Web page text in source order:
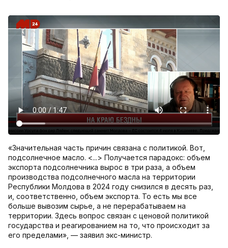
«Значительная часть причин связана с политикой. Вот,
подсолнечное масло. <...> Получается парадокс: объем
экспорта подсолнечника вырос в три раза, а объем
производства подсолнечного масла на территории
Республики Молдова в 2024 году снизился в десять раз,
и, соответственно, объем экспорта. То есть мы все
больше вывозим сырье, а не перерабатываем на
территории. Здесь вопрос связан с ценовой политикой
государства и реагированием на то, что происходит за
его пределами», — заявил экс-министр.